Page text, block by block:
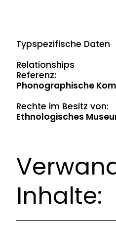
Typspezifische Daten
Relationships
Referenz:
Phonographische
Rechte im Besitz von:
Ethnologisches
Inhalte: